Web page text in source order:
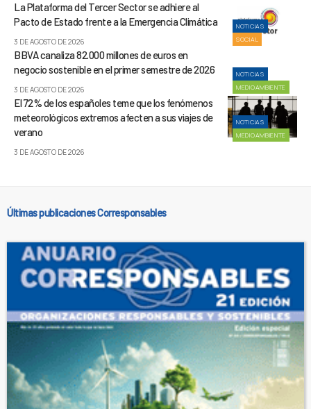
NOTICIAS
SOCIAL
La Plataforma del Tercer Sector se adhiere al
Pacto de Estado frente a la Emergencia Climática
3 DE AGOSTO DE 2026
NOTICIAS
MEDIOAMBIENTE
BBVA canaliza 82.000 millones de euros en
negocio sostenible en el primer semestre de 2026
3 DE AGOSTO DE 2026
NOTICIAS
MEDIOAMBIENTE
El 72% de los españoles teme que los fenómenos
meteorológicos extremos afecten a sus viajes de
verano
3 DE AGOSTO DE 2026
Últimas publicaciones Corresponsables